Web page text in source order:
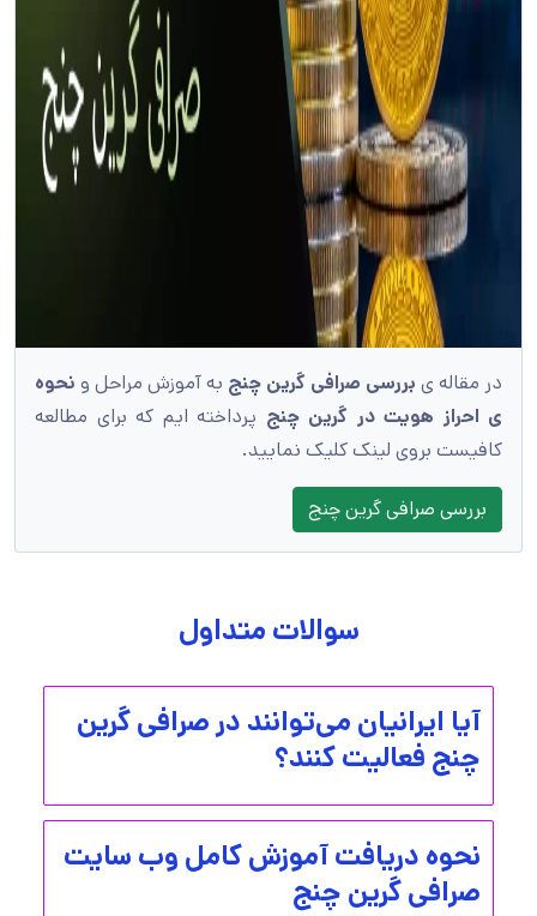
در مقاله ی بررسی صرافی گرین چنج به آموزش مراحل و نحوه
ی احراز هویت در گرین چنج پرداخته ایم که برای مطالعه
کافیست بروی لینک کلیک نمایید.
بررسی صرافی گرین چنج
سوالات متداول
آیا ایرانیان می‌توانند در صرافی گرین
چنج فعالیت کنند؟
نحوه دریافت آموزش کامل وب سایت
صرافی گرین چنج